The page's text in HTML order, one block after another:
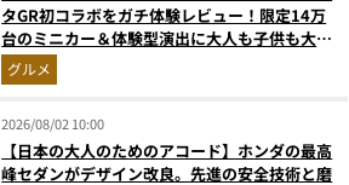
タGR初コラボをガチ体験レビュー！限定14万
台のミニカー＆体験型演出に大人も子供も大興
奮間違いなし
グルメ
2026/08/02 10:00
【日本の大人のためのアコード】ホンダの最高
峰セダンがデザイン改良。先進の安全技術と磨